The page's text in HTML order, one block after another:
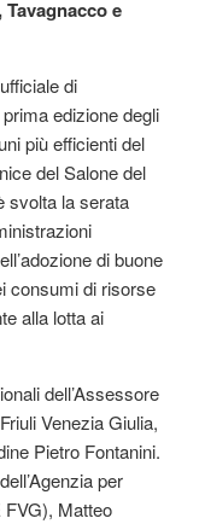
e
di
edizione degli
più efficienti del
del Salone del
svolta la serata
di buone
consumi di risorse
alla lotta ai
dell’Assessore
Venezia Giulia,
Pietro Fontanini.
per
FVG), Matteo